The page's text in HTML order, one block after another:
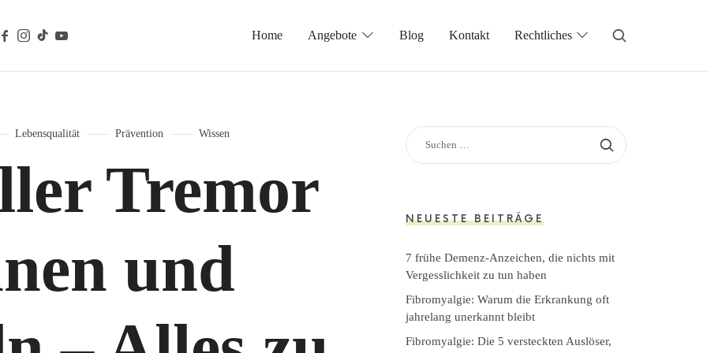
Home Angebote Blog Kontakt Rechtliches
Lebensqualität Prävention Wissen
Tremor
und
SUCHEN
NACH:
NEUESTE BEITRÄGE
7 frühe Demenz-Anzeichen, die nichts mit
Vergesslichkeit zu tun haben
Fibromyalgie: Warum die Erkrankung oft
jahrelang unerkannt bleibt
Fibromyalgie: Die 5 versteckten Auslöser,